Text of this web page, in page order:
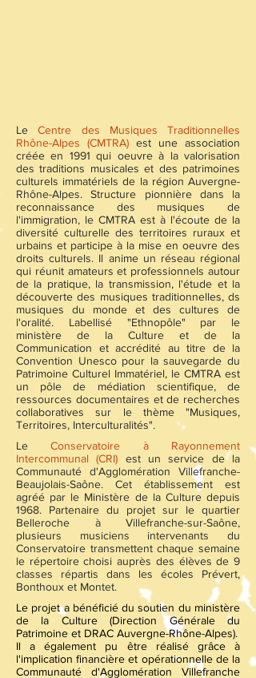
LeCentre des Musiques Traditionnelles
Rhône-Alpes (CMTRA) est une association
créée en 1991 qui oeuvre à la valorisation
des traditions musicales et des patrimoines
culturels immatériels de la région Auvergne-
Rhône-Alpes. Structure pionnière dans la
reconnaissance des musiques de
l'immigration, le CMTRA est à l'écoute de la
diversité culturelle des territoires ruraux et
urbains et participe à la mise en oeuvre des
droits culturels. Il anime un réseau régional
qui réunit amateurs et professionnels autour
de la pratique, la transmission, l'étude et la
découverte des musiques traditionnelles, ds
musiques du monde et des cultures de
l'oralité. Labellisé "Ethnopôle" par le
ministère de la Culture et de la
Communication et accrédité au titre de la
Convention Unesco pour la sauvegarde du
Patrimoine Culturel Immatériel, le CMTRA est
un pôle de médiation scientifique, de
ressources documentaires et de recherches
collaboratives sur le thème "Musiques,
Territoires, Interculturalités".
LeConservatoire à Rayonnement
Intercommunal (CRI) est un service de la
Communauté d'Agglomération Villefranche-
Beaujolais-Saône. Cet établissement est
agréé par le Ministère de la Culture depuis
1968. Partenaire du projet sur le quartier
Belleroche à Villefranche-sur-Saône,
plusieurs musiciens intervenants du
Conservatoire transmettent chaque semaine
le répertoire choisi auprès des élèves de 9
classes répartis dans les écoles Prévert,
Bonthoux et Montet.
Le projet a bénéficié du soutien du ministère
de la Culture (Direction Générale du
Patrimoine et DRAC Auvergne-Rhône-Alpes).
Il a également pu être réalisé grâce à
l'implication financière et opérationnelle de la
Communauté d'Agglomération Villefranche